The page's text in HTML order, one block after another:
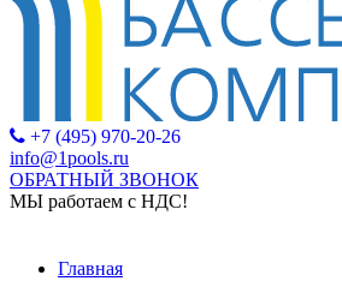
+7 (495) 970-20-26
info@1pools.ru
ОБРАТНЫЙ ЗВОНОК
МЫ работаем с НДС!
Главная